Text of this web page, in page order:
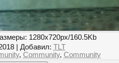
: 1280x720px/160.5Kb
| Добавил: TLT
, Community, Community